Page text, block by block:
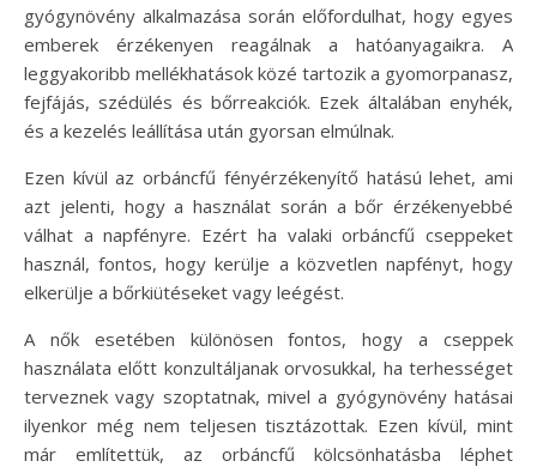
gyógynövény alkalmazása során előfordulhat, hogy egyes
emberek érzékenyen reagálnak a hatóanyagaikra. A
leggyakoribb mellékhatások közé tartozik a gyomorpanasz,
fejfájás, szédülés és bőrreakciók. Ezek általában enyhék,
és a kezelés leállítása után gyorsan elmúlnak.
Ezen kívül az orbáncfű fényérzékenyítő hatású lehet, ami
azt jelenti, hogy a használat során a bőr érzékenyebbé
válhat a napfényre. Ezért ha valaki orbáncfű cseppeket
használ, fontos, hogy kerülje a közvetlen napfényt, hogy
elkerülje a bőrkiütéseket vagy leégést.
A nők esetében különösen fontos, hogy a cseppek
használata előtt konzultáljanak orvosukkal, ha terhességet
terveznek vagy szoptatnak, mivel a gyógynövény hatásai
ilyenkor még nem teljesen tisztázottak. Ezen kívül, mint
már említettük, az orbáncfű kölcsönhatásba léphet